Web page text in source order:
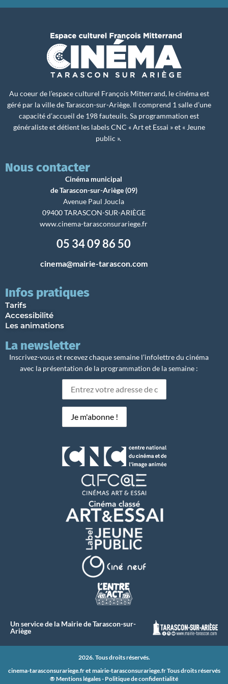
Au coeur de l’espace culturel François Mitterrand, le cinéma est
géré par la ville de Tarascon-sur-Ariège. Il comprend 1 salle d’une
capacité d’accueil de 198 fauteuils. Sa programmation est
généraliste et détient les labels CNC « Art et Essai » et « Jeune
public ».
Nous contacter
Cinéma municipal
de Tarascon-sur-Ariège (09)
Avenue Paul Joucla
09400 TARASCON-SUR-ARIÈGE
www.cinema-tarasconsurariege.fr
05 34 09 86 50
cinema@mairie-tarascon.com
Infos pratiques
Tarifs
Accessibilité
Les animations
La newsletter
Inscrivez-vous et recevez chaque semaine l’infolettre du cinéma
avec la présentation de la programmation de la semaine :
Un service de la Mairie de Tarascon-sur-
Ariège
2026. Tous droits réservés.
cinema-tarasconsurariege.fr etmairie-tarasconsurariege.frTous droits réservés
® Mentions légales- Politique de confidentialité